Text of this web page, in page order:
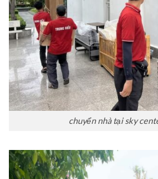
chuyển nhà tại sky